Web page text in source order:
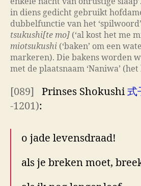
in diens gedicht gebruikt
dubbelfunctie van het
tsukushi[te mo] (‘al kost het me
miotsukushi (‘baken’ om een
markeren). Die bakens worden
met de plaatsnaam ‘Naniwa’
[089] Prinses Shokushi式
-1201):
o jade levensdraad!
als je breken moet,